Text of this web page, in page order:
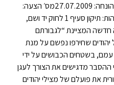
ליה שמטוב  | הונחה: 27.07.2009מס׳ הצעה:
פ/1497/18מהות: תיקון סעיף 1 לחוק יד ושם,
המציינת “לגבורתם
יהודים שחירפו נפשם על מנת
עמם, בשטחים הכבושים על ידי
ההסבר מדגישים את הצורך לעגן
את פועלם של מצילי יהודים